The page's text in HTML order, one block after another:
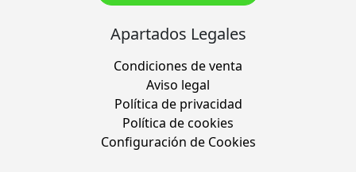
Apartados Legales
Condiciones de venta
Aviso legal
Política de privacidad
Política de cookies
Configuración de Cookies